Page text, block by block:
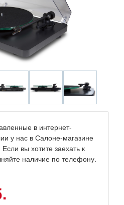
в интернет-
у нас в Салоне-магазине
вы хотите заехать к
наличие по телефону.